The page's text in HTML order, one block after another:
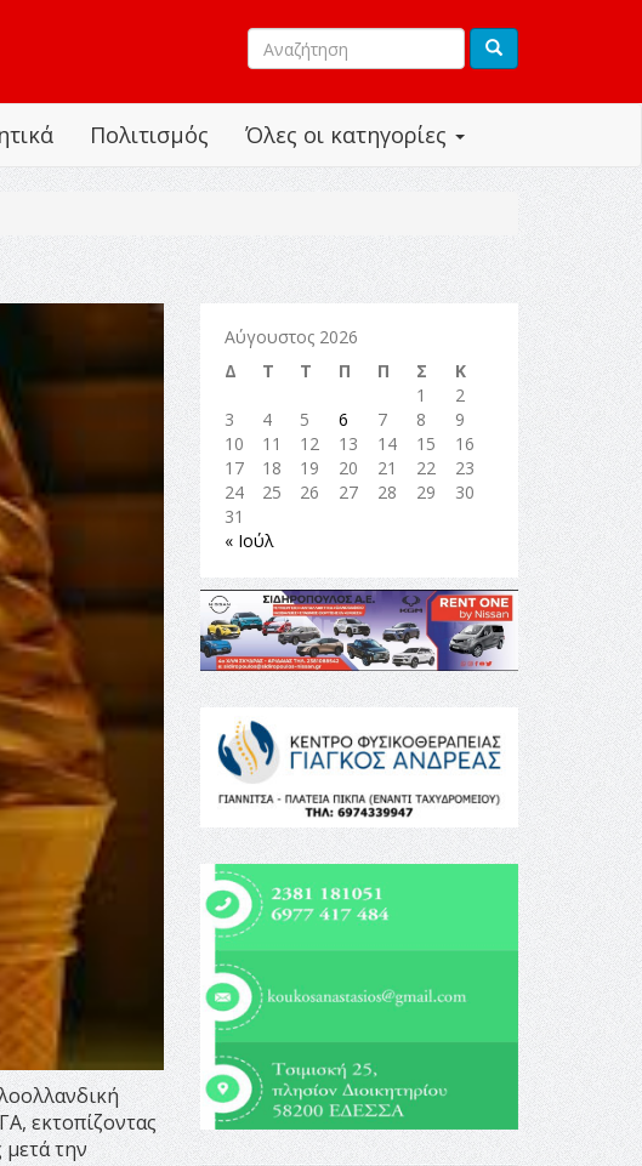
Όλες οι κατηγορίες
Πολιτισμός
εκτοπίζοντας
μετά την
Αύγουστος 2026
Δ
Τ Τ Π Π Σ
Κ
1
2
3
4 5 6 7 8
9
10
11 12 13 14 15
16
17
18 19 20 21 22
23
24
25 26 27 28 29
30
31
« Ιούλ